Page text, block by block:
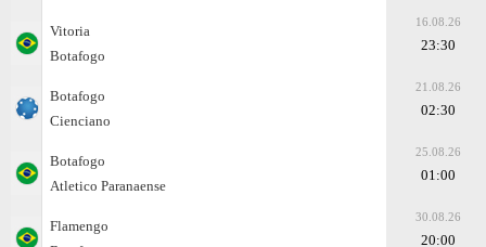
Vitoria
Botafogo
16.08.26
23:30
Botafogo
Cienciano
21.08.26
02:30
Botafogo
Atletico Paranaense
25.08.26
01:00
Flamengo
30.08.26
20:00